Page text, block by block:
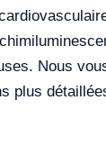
Nous
plus